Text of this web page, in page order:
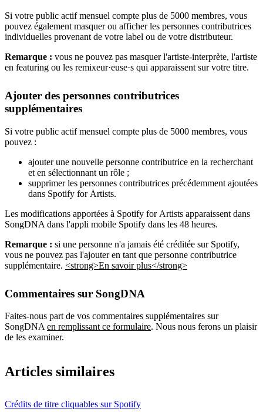
Si votre public actif mensuel compte plus de 5000 membres, vous
pouvez également masquer ou afficher les personnes contributrices
individuelles provenant de votre label ou de votre distributeur.
Remarque : vous ne pouvez pas masquer l'artiste-interprète, l'artiste
en featuring ou les remixeur·euse·s qui apparaissent sur votre titre.
Ajouter des personnes contributrices
supplémentaires
Si votre public actif mensuel compte plus de 5000 membres, vous
pouvez :
ajouter une nouvelle personne contributrice en la recherchant
et en sélectionnant un rôle ;
supprimer les personnes contributrices précédemment ajoutées
dans Spotify for Artists.
Les modifications apportées à Spotify for Artists apparaissent dans
SongDNA dans l'appli mobile Spotify dans les 48 heures.
Remarque : si une personne n'a jamais été créditée sur Spotify,
vous ne pouvez pas l'ajouter en tant que personne contributrice
supplémentaire. <strong>En savoir plus</strong>
Commentaires sur SongDNA
Faites-nous part de vos commentaires supplémentaires sur
SongDNA en remplissant ce formulaire. Nous nous ferons un plaisir
de les examiner.
Articles similaires
Crédits de titre cliquables sur Spotify